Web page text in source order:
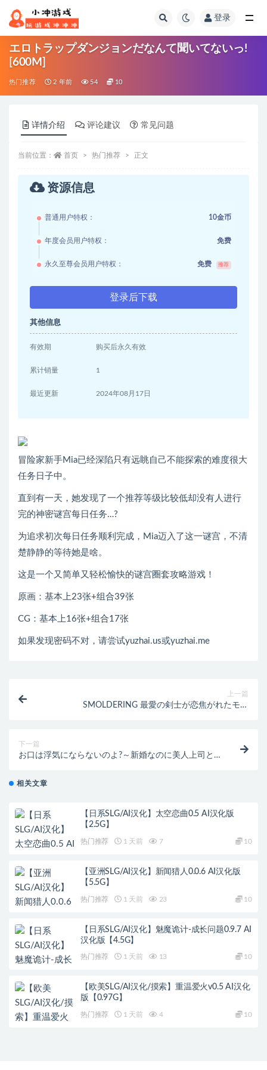
登录
エロトラップダンジョンだなんて聞いてないっ!
[600M]
热门推荐 2 年前 54 10
详情介绍 评论建议 常见问题
当前位置： 首页 热门推荐 正文
资源信息
普通用户特权： 10金币
年度会员用户特权： 免费
永久至尊会员用户特权： 免费 推荐
登录后下载
其他信息
有效期 购买后永久有效
累计销量 1
最近更新 2024年08月17日
冒险家新手Mia已经深陷只有远眺自己不能探索的难度很大
任务日子中。
直到有一天，她发现了一个推荐等级比较低却没有人进行
完的神密谜宫每日任务…?
为追求初次每日任务顺利完成，Mia迈入了这一谜宫，不清
楚静静的等待她是啥。
这是一个又简单又轻松愉快的谜宫圈套攻略游戏！
原画：基本上23张+组合39张
CG：基本上16张+组合17张
如果发现密码不对，请尝试yuzhai.us或yuzhai.me
上一篇
SMOLDERING 最愛の剣士が恋焦がれたモノ
下一篇
お口は浮気にならないのよ?～新婚なのに美人上司と
相关文章
【日系SLG/AI汉化】太空恋曲0.5 AI汉化版
【2.5G】
热门推荐 1 天前 7 10
【亚洲SLG/AI汉化】新闻猎人0.0.6 AI汉化版
【5.5G】
热门推荐 1 天前 23 10
【日系SLG/AI汉化】魅魔诡计-成长问题0.9.7 AI
汉化版【4.5G】
热门推荐 1 天前 13 10
【欧美SLG/AI汉化/摸索】重温爱火v0.5 AI汉化
版【0.97G】
热门推荐 1 天前 4 10